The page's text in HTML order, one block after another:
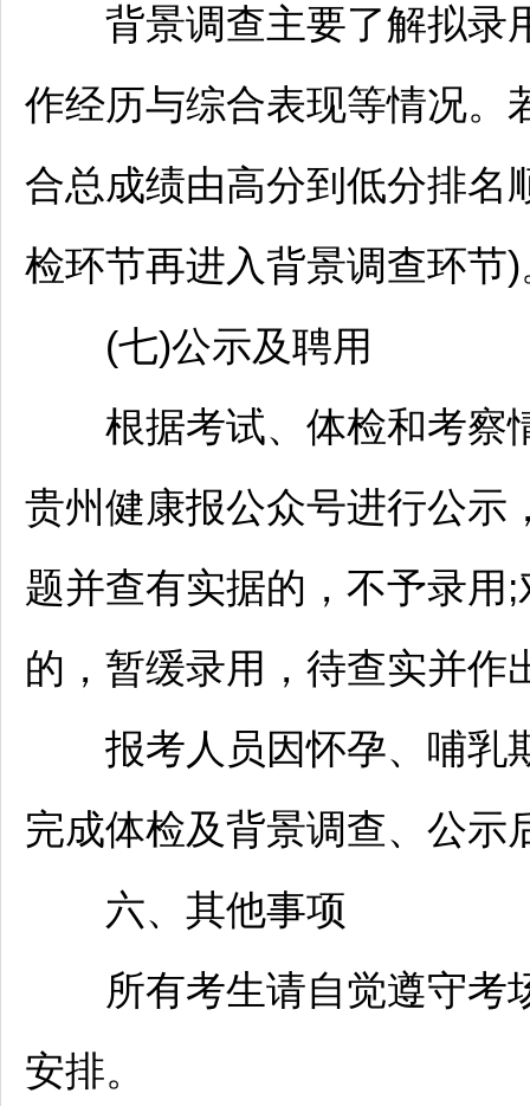
背景调查主要了解拟录
作经历与综合表现等情况。
合总成绩由高分到低分排名
检环节再进入背景调查环节)
(七)公示及聘用
根据考试、体检和考察
贵州健康报公众号进行公示
题并查有实据的，不予录用
的，暂缓录用，待查实并作
报考人员因怀孕、哺乳
完成体检及背景调查、公示
六、其他事项
所有考生请自觉遵守考
安排。